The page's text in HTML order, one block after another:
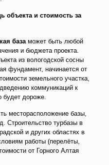
и стоимость за
базаможет быть любой
и бюджета проекта.
из вологодской сосны
фундамент, начинается от
земельного участка,
коммуникаций к
будет дороже.
месторасположение базы,
Строительство турбазы в
и других областях в
работы (перелёты,
от Горного Алтая